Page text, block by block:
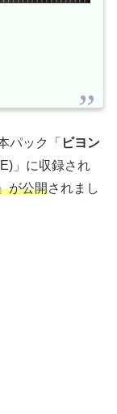
パック「 ビヨン
」に収録され
が公開されまし